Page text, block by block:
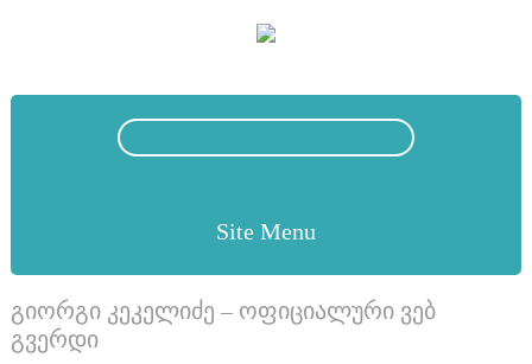
Site Menu
გიორგი კეკელიძე – ოფიციალური ვებ
გვერდი